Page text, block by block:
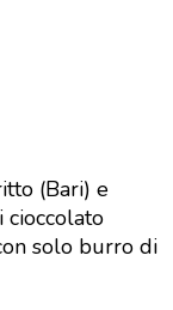
(Bari) e
cioccolato
solo burro di